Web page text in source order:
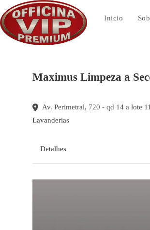
para
o
conteúdo
Inicio
Maximus Limpeza a
Av. Perimetral, 720 - qd 14 a lote
Lavanderias
Detalhes